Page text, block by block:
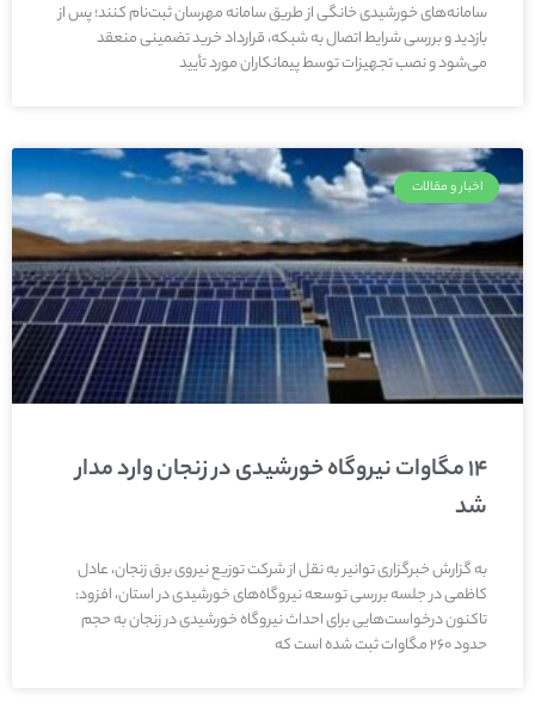
سامانه‌های خورشیدی خانگی از طریق سامانه مهرسان ثبت‌نام کنند؛ پس از
بازدید و بررسی شرایط اتصال به شبکه، قرارداد خرید تضمینی منعقد
می‌شود و نصب تجهیزات توسط پیمانکاران مورد تأیید
اخبار و مقالات
۱۴ مگاوات نیروگاه خورشیدی در زنجان وارد مدار
شد
به گزارش خبرگزاری توانیر به نقل از شرکت توزیع نیروی برق زنجان، عادل
کاظمی در جلسه بررسی توسعه نیروگاه‌های خورشیدی در استان، افزود:
تاکنون درخواست‌هایی برای احداث نیروگاه خورشیدی در زنجان به حجم
حدود ۲۶۰ مگاوات ثبت شده است که